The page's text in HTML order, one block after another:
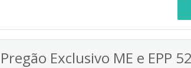
Pregão Exclusivo ME e EPP